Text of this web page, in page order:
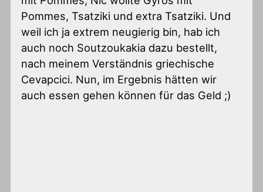
Pommes, Tsatziki und extra Tsatziki. Und
weil ich ja extrem neugierig bin, hab ich
auch noch Soutzoukakia dazu bestellt,
nach meinem Verständnis griechische
Cevapcici. Nun, im Ergebnis hätten wir
auch essen gehen können für das Geld ;)